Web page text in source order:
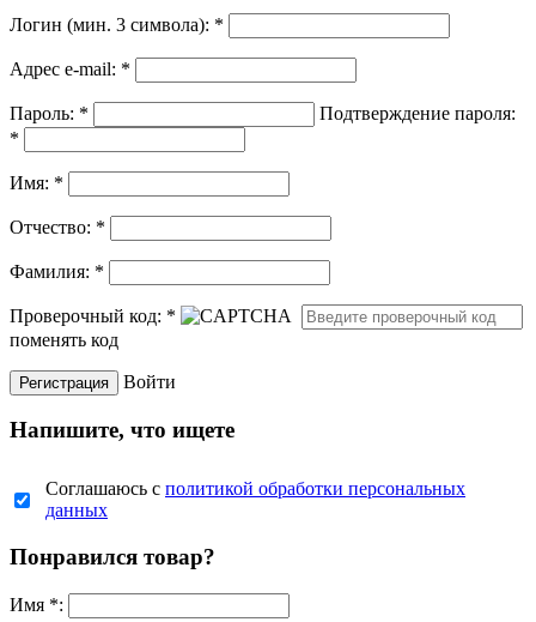
Логин (мин. 3 символа): *
Адрес e-mail: *
Пароль: *
Подтверждение пароля:
*
Имя: *
Отчество: *
Фамилия: *
Проверочный код: *
поменять код
Войти
Напишите, что ищете
Соглашаюсь с политикой обработки персональных
данных
Понравился товар?
Имя *: